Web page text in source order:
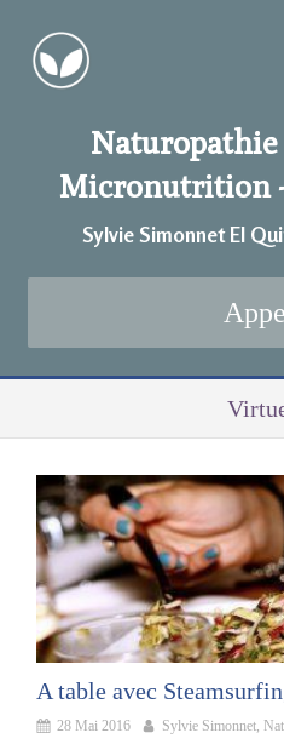
Micronutrition
Sylvie Simonnet EI
A table avec
28 Mai 2016 Sylvie Simonnet,